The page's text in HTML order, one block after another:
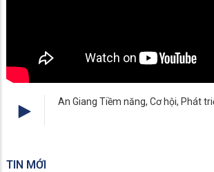
An Giang Tiềm năng, Cơ hội, Phát
TIN MỚI